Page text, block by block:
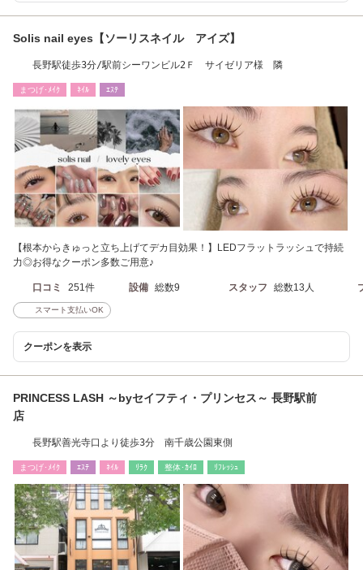
Solis nail eyes【ソーリスネイル アイズ】
長野駅徒歩3分/駅前シーワンビル2Ｆ サイゼリア様 隣
まつげ･ﾒｲｸ ﾈｲﾙ ｴｽﾃ
【根本からきゅっと立ち上げてデカ目効果！】LEDフラットラッシュで持続
力◎お得なクーポン多数ご用意♪
口コミ 251件 設備 総数9 スタッフ 総数13人
スマート支払いOK
クーポンを表示
PRINCESS LASH ～byセイフティ・プリンセス～ 長野駅前
店
長野駅善光寺口より徒歩3分 南千歳公園東側
まつげ･ﾒｲｸ ｴｽﾃ ﾈｲﾙ ﾘﾗｸ 整体･ｶｲﾛ ﾘﾌﾚｯｼｭ